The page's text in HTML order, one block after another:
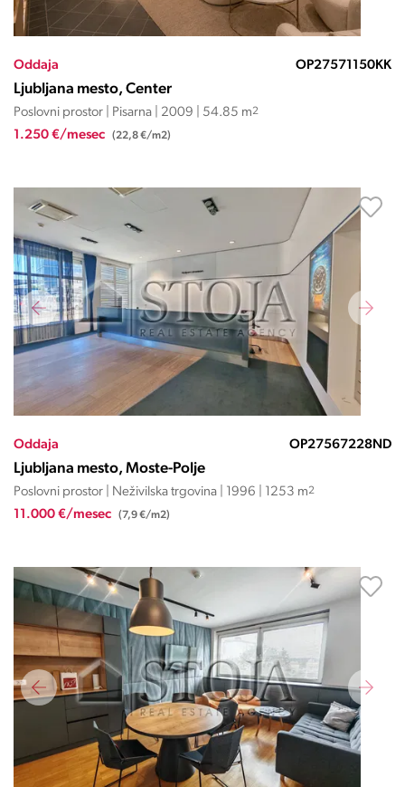
Oddaja OP27571150KK
Ljubljana mesto, Center
Poslovni prostor | Pisarna | 2009 | 54.85 m2
1.250 €/mesec (22,8 €/m2)
Oddaja OP27567228ND
Ljubljana mesto, Moste-Polje
Poslovni prostor | Neživilska trgovina | 1996 | 1253 m2
11.000 €/mesec (7,9 €/m2)